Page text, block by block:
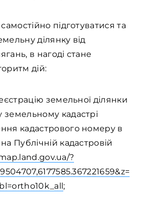
підготуватися та
ділянку від
в нагоді стане
дій:
земельної ділянки
кадастрі
кадастрового номеру в
Публічній кадастровій
?
;